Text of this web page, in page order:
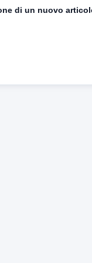
di un nuovo